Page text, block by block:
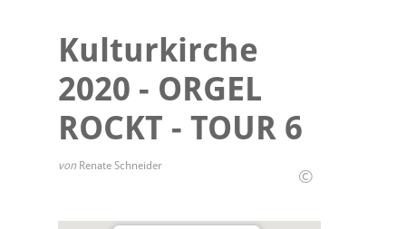
Kulturkirche
2020 - ORGEL
ROCKT - TOUR 6
von Renate Schneider ©